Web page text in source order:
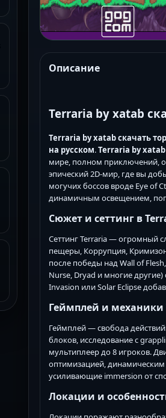
Описание
Terraria by xatab
Terraria by xatab скачать
на русском.Terraria by
мире, полном приключений,
эпический 2D-мир, где вы
могучих боссов вроде Eye of
динамичным освещением,
Сюжет и сеттинг в
Сеттинг Terraria — огромный
пещеры, Коррупция,
после победы над Wall of
Nurse, Dryad и многие
Invasion или Solar Eclipse
Геймплей и механики
Геймплей — свобода
блоков, исследование с
мультиплеер до 8 игроков.
оптимизацией,
усиливающие immersion от
Локации и